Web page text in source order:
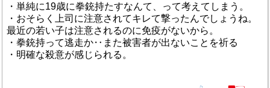
・単純に19歳に拳銃持たすなんて、って考えてしまう。
・おそらく上司に注意されてキレて撃ったんでしょうね。
最近の若い子は注意されるのに免疫がないから。
・拳銃持って逃走か‥また被害者が出ないことを祈る
・明確な殺意が感じられる。